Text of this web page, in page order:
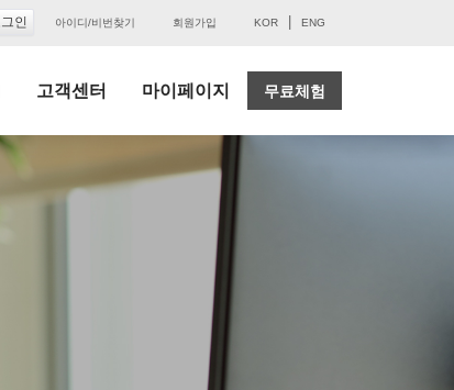
아이디/비번찾기 회원가입 KOR ENG
고객센터 마이페이지 무료체험